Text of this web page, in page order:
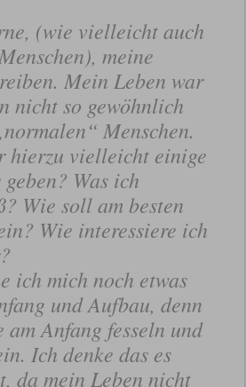
(wie vielleicht auch
meine
Mein Leben war
nicht so gewöhnlich
Menschen.
hierzu vielleicht einige
Was ich
Wie soll am besten
Wie interessiere ich
ich mich noch etwas
und Aufbau, denn
am Anfang fesseln und
Ich denke das es
da mein Leben nicht